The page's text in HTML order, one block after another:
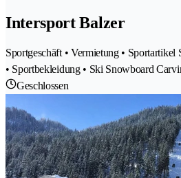
Intersport Balzer
Sportgeschäft • Vermietung • Sportartikel
• Sportbekleidung • Ski Snowboard
Geschlossen